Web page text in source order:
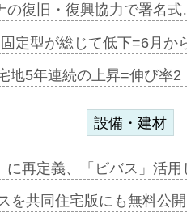
の復旧・復興協力で署名
定型が総じて低下=6月か
地5年連続の上昇=伸び率
設備・建材
に再定義、「ビバス」活
を共同住宅版にも無料公